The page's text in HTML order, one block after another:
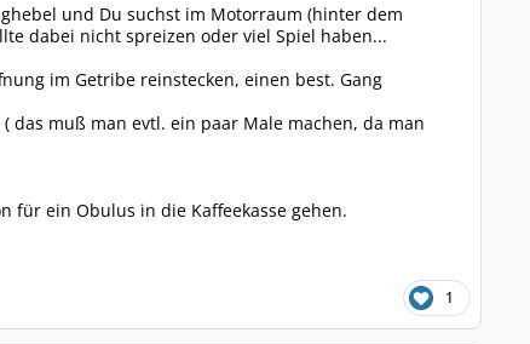
und Du suchst im Motorraum (hinter dem
dabei nicht spreizen oder viel Spiel haben...
im Getribe reinstecken, einen best. Gang
muß man evtl. ein paar Male machen, da man
für ein Obulus in die Kaffeekasse gehen.
1